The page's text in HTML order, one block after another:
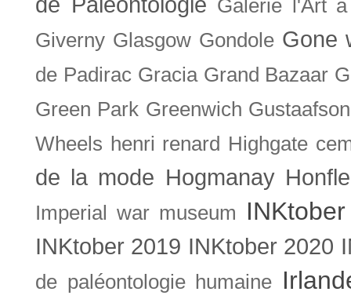
Galerie l'Art
Giverny Glasgow Gondole Gone
de Padirac Gracia Grand Bazaar
Green Park Greenwich Gustaafson
Wheels henri renard Highgate
de la mode Hogmanay
Imperial war museum INKtober
INKtober 2019 INKtober 2020
de paléontologie humaine